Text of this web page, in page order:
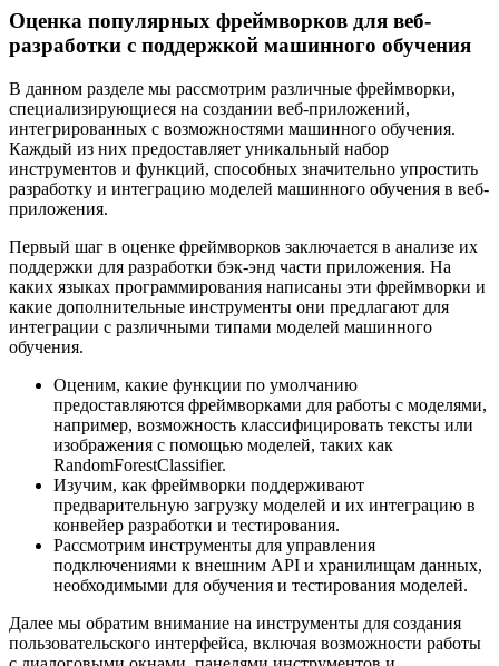
Оценка популярных фреймворков для веб-
разработки с поддержкой машинного обучения
В данном разделе мы рассмотрим различные фреймворки,
специализирующиеся на создании веб-приложений,
интегрированных с возможностями машинного обучения.
Каждый из них предоставляет уникальный набор
инструментов и функций, способных значительно упростить
разработку и интеграцию моделей машинного обучения в веб-
приложения.
Первый шаг в оценке фреймворков заключается в анализе их
поддержки для разработки бэк-энд части приложения. На
каких языках программирования написаны эти фреймворки и
какие дополнительные инструменты они предлагают для
интеграции с различными типами моделей машинного
обучения.
Оценим, какие функции по умолчанию
предоставляются фреймворками для работы с моделями,
например, возможность классифицировать тексты или
изображения с помощью моделей, таких как
RandomForestClassifier.
Изучим, как фреймворки поддерживают
предварительную загрузку моделей и их интеграцию в
конвейер разработки и тестирования.
Рассмотрим инструменты для управления
подключениями к внешним API и хранилищам данных,
необходимыми для обучения и тестирования моделей.
Далее мы обратим внимание на инструменты для создания
пользовательского интерфейса, включая возможности работы